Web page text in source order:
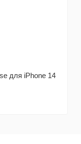
для iPhone 14